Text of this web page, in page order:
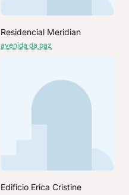
Residencial Meridian
avenida da paz
Edificio Erica Cristine